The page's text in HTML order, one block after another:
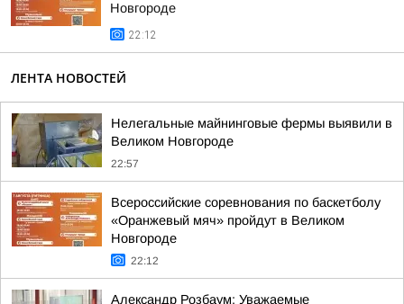
Новгороде
22:12
ЛЕНТА НОВОСТЕЙ
Нелегальные майнинговые фермы выявили в
Великом Новгороде
22:57
Всероссийские соревнования по баскетболу
«Оранжевый мяч» пройдут в Великом
Новгороде
22:12
Александр Розбаум: Уважаемые